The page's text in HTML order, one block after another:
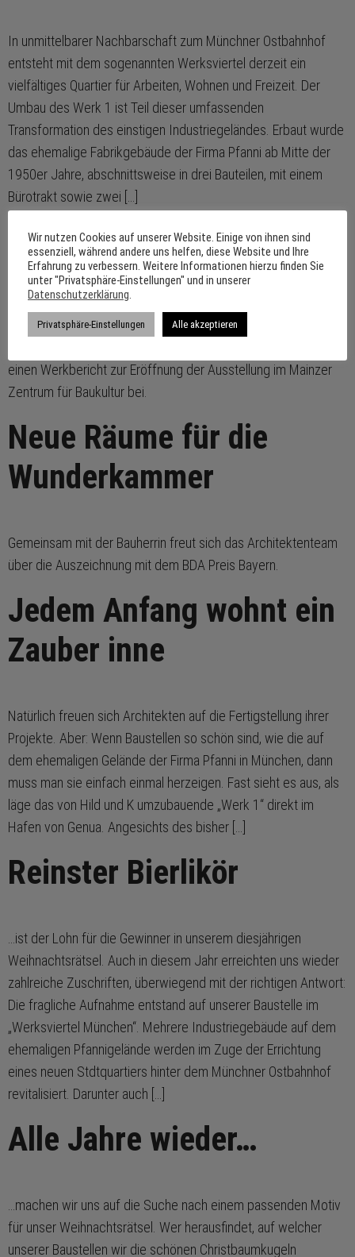
In unmittelbarer Nachbarschaft zum Münchner Ostbahnhof
entsteht mit dem sogenannten Werksviertel derzeit ein
vielfältiges Quartier für Arbeiten, Wohnen und Freizeit. Der
Umbau des Werk 1 ist Teil dieser umfassenden
Transformation des einstigen Industriegeländes. Erbaut wurde
das ehemalige Fabrikgebäude der Firma Pfanni ab Mitte der
1950er Jahre, abschnittsweise in drei Bauteilen, mit einem
Bürotrakt sowie zwei […]
Deutscher
Städtebaupreis 2023
einen Werkbericht zur Eröffnung der Ausstellung im Mainzer
Zentrum für Baukultur bei.
Neue Räume für die
Wunderkammer
Gemeinsam mit der Bauherrin freut sich das Architektenteam
über die Auszeichnung mit dem BDA Preis Bayern.
Jedem Anfang wohnt ein
Zauber inne
Natürlich freuen sich Architekten auf die Fertigstellung ihrer
Projekte. Aber: Wenn Baustellen so schön sind, wie die auf
dem ehemaligen Gelände der Firma Pfanni in München, dann
muss man sie einfach einmal herzeigen. Fast sieht es aus, als
läge das von Hild und K umzubauende „Werk 1“ direkt im
Hafen von Genua. Angesichts des bisher […]
Reinster Bierlikör
…ist der Lohn für die Gewinner in unserem diesjährigen
Weihnachtsrätsel. Auch in diesem Jahr erreichten uns wieder
zahlreiche Zuschriften, überwiegend mit der richtigen Antwort:
Die fragliche Aufnahme entstand auf unserer Baustelle im
„Werksviertel München“. Mehrere Industriegebäude auf dem
ehemaligen Pfannigelände werden im Zuge der Errichtung
eines neuen Stdtquartiers hinter dem Münchner Ostbahnhof
revitalisiert. Darunter auch […]
Alle Jahre wieder…
…machen wir uns auf die Suche nach einem passenden Motiv
für unser Weihnachtsrätsel. Wer herausfindet, auf welcher
unserer Baustellen wir die schönen Christbaumkugeln
Wir nutzen Cookies auf unserer Website. Einige von ihnen sind
essenziell, während andere uns helfen, diese Website und Ihre
Erfahrung zu verbessern. Weitere Informationen hierzu finden Sie
unter "Privatsphäre-Einstellungen" und in unserer
Datenschutzerklärung.
Privatsphäre-Einstellungen Alle akzeptieren